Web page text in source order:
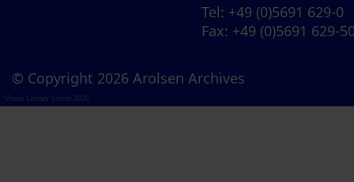
Tel: +49 (0)5691 629-0
Fax: +49 (0)5691 629-
© Copyright 2026 Arolsen Archives
Visual Library Server 2026